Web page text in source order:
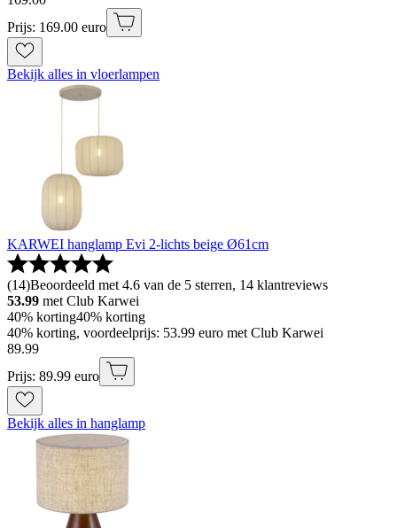
Prijs: 169.00 euro
Bekijk alles in vloerlampen
KARWEI hanglamp Evi 2-lichts beige Ø61cm
(14)Beoordeeld met 4.6 van de 5 sterren, 14 klantreviews
53.99 met Club Karwei
40% korting40% korting
40% korting, voordeelprijs: 53.99 euro met Club Karwei
89.99
Prijs: 89.99 euro
Bekijk alles in hanglamp